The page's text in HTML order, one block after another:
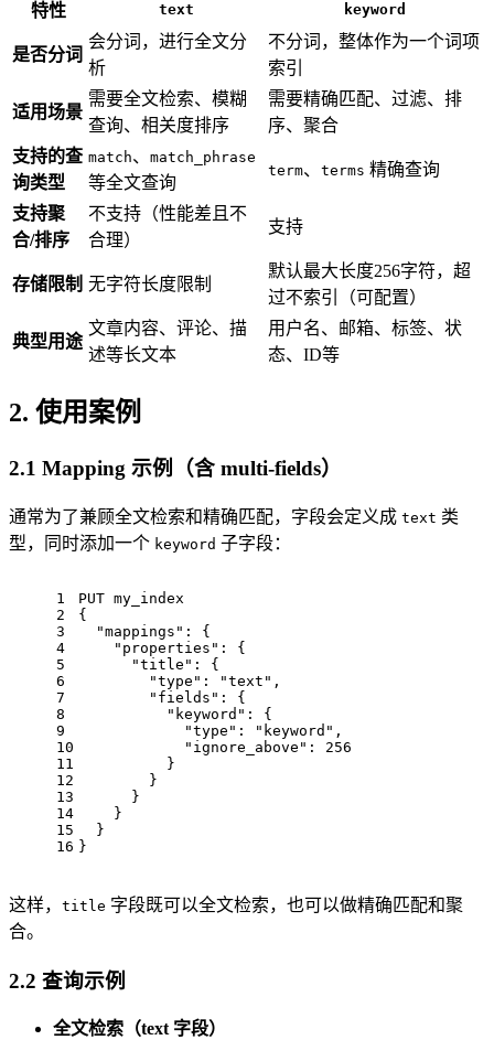
特性 text keyword
是否分词
会分词，进行全文分
析
不分词，整体作为一个词项
索引
适用场景
需要全文检索、模糊
查询、相关度排序
需要精确匹配、过滤、排
序、聚合
支持的查
询类型
match、 match_phrase
等全文查询
term、 terms 精确查询
支持聚
合/排序
不支持（性能差且不
合理）
支持
存储限制 无字符长度限制
默认最大长度256字符，超
过不索引（可配置）
典型用途
文章内容、评论、描
述等长文本
用户名、邮箱、标签、状
态、ID等
2. 使用案例
2.1 Mapping 示例（含 multi-fields）
通常为了兼顾全文检索和精确匹配，字段会定义成 text 类
型，同时添加一个 keyword 子字段：
1
2
3
4
5
6
7
8
9
10
11
12
13
14
15
16
PUT my_index
{
"mappings" :
{
"properties" :
{
"title" :
{
"type" : "text" ,
"fields" :
{
"keyword" :
{
"type" : "keyword" ,
"ignore_above" :
256
}
}
}
}
}
}
这样， title 字段既可以全文检索，也可以做精确匹配和聚
合。
2.2 查询示例
全文检索（text 字段）